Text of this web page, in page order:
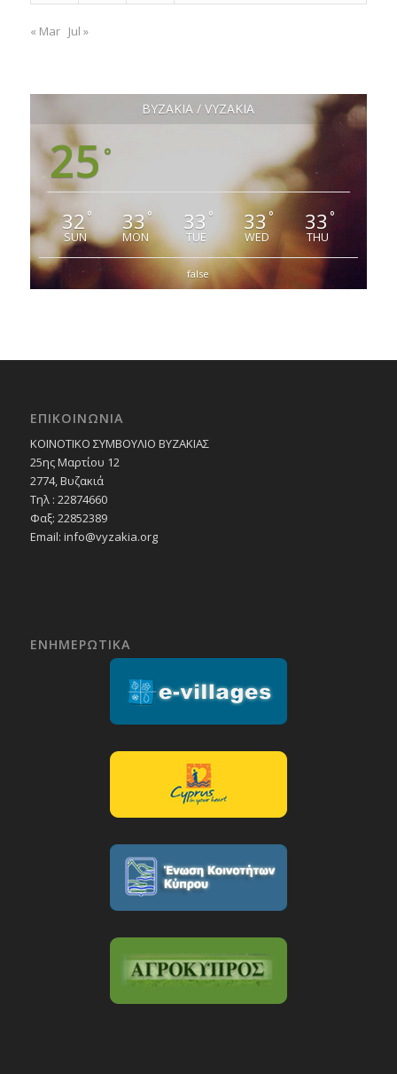
« Mar Jul »
ΒΥΖΑΚΙΑ / VYZAKIA
25 °
32°
SUN
33°
MON
33 °
TUE
33 °
WED
33 °
THU
false
ΕΠΙΚΟΙΝΩΝΙΑ
ΚΟΙΝΟΤΙΚΟ ΣΥΜΒΟΥΛΙΟ ΒΥΖΑΚΙΑΣ
25ης Μαρτίου 12
2774, Βυζακιά
Τηλ : 22874660
Φαξ: 22852389
Email: info@vyzakia.org
ΕΝΗΜΕΡΩΤΙΚΑ